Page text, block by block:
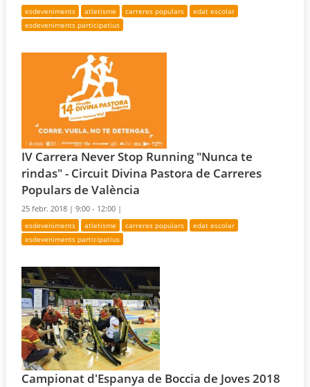
esdeveniments atletisme carreres populars
edat escolar
esdeveniments participatius
IV Carrera Never Stop Running "Nunca te
rindas" - Circuit Divina Pastora de Carreres
Populars de València
25 febr. 2018 |9:00 - 12:00 |
esdeveniments atletisme carreres populars
edat escolar
esdeveniments participatius
Campionat d'Espanya de Boccia de Joves 2018